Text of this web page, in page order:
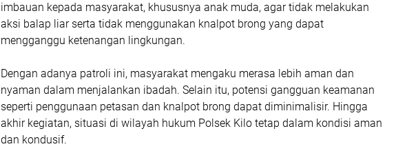
imbauan kepada masyarakat, khususnya anak muda, agar tidak melakukan
aksi balap liar serta tidak menggunakan knalpot brong yang dapat
mengganggu ketenangan lingkungan.
Dengan adanya patroli ini, masyarakat mengaku merasa lebih aman dan
nyaman dalam menjalankan ibadah. Selain itu, potensi gangguan keamanan
seperti penggunaan petasan dan knalpot brong dapat diminimalisir. Hingga
akhir kegiatan, situasi di wilayah hukum Polsek Kilo tetap dalam kondisi aman
dan kondusif.